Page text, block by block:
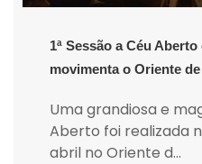
1ª Sessão a Céu
movimenta o Oriente
Uma grandiosa e
Aberto foi realizada
abril no Oriente d...